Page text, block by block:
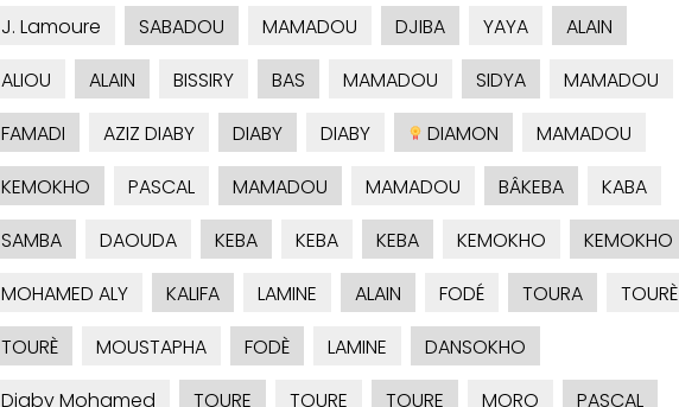
J. Lamoure
SABADOU MAMADOU DJIBA YAYA
ALAIN
ALIOU
ALAIN BISSIRY BAS MAMADOU SIDYA
MAMADOU
FAMADI
AZIZ DIABY DIABY DIABY DIAMON
MAMADOU
KEMOKHO
PASCAL MAMADOU MAMADOU BÂKEBA
KABA
SAMBA
DAOUDA KEBA KEBA KEBA KEMOKHO
KEMOKHO
MOHAMED ALY
KALIFA LAMINE ALAIN FODÉ TOURA
TOURÈ
TOURÈ
MOUSTAPHA FODÈ LAMINE
DANSOKHO
Diaby Mohamed
TOURE TOURE TOURE MORO
PASCAL